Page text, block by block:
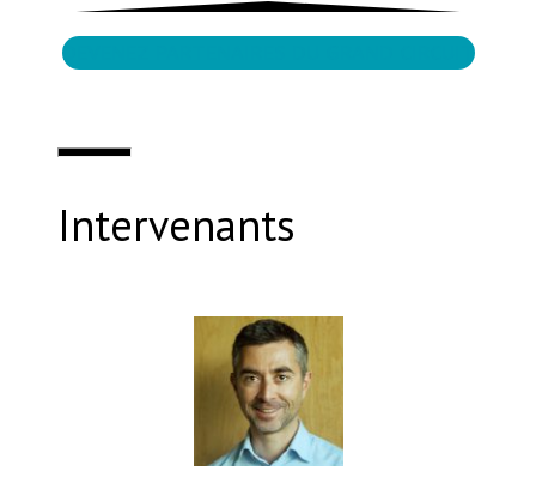
DEVENEZ PARTENAIRES DU GRAND CIRCUIT
Intervenants